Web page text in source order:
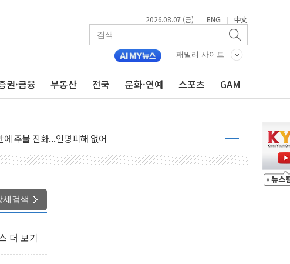
2026.08.07 (금) | ENG | 中文
패밀리 사이트
권·금융 부동산 전국 문화·연예 스포츠 GAM
차기 발언' 논란 서범수·진종오 징계절차 개시
산 1506건 공매
볼보 EX90…'올 터치'는 호불호
1시간36분만에 주불진화....인명피해 없어
트 참가자 3만 명 돌파
세검색
더 보기